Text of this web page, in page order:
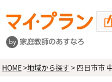
HOME>地域から探す >四日市市